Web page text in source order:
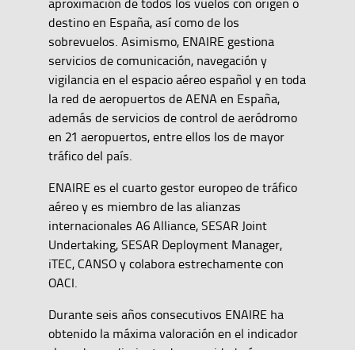
destino en España, así como de los
sobrevuelos. Asimismo, ENAIRE gestiona
servicios de comunicación, navegación y
vigilancia en el espacio aéreo español y en toda
la red de aeropuertos de AENA en España,
además de servicios de control de aeródromo
en 21 aeropuertos, entre ellos los de mayor
tráfico del país.
ENAIRE es el cuarto gestor europeo de tráfico
aéreo y es miembro de las alianzas
internacionales A6 Alliance, SESAR Joint
Undertaking, SESAR Deployment Manager,
iTEC, CANSO y colabora estrechamente con
OACI.
Durante seis años consecutivos ENAIRE ha
obtenido la máxima valoración en el indicador